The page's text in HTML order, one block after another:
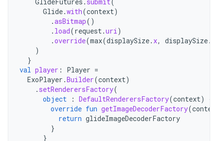
Glide.with(context)
.asBitmap()
. load(request.uri)
.override(max(displaySize. x, displaySize.
)
}
val player : Player =
ExoPlayer .Builder(context)
. setRenderersFactory(
object
: DefaultRenderersFactory(context)
{
override fun getImageDecoderFactory(
return glideImageDecoderFactory
}
}